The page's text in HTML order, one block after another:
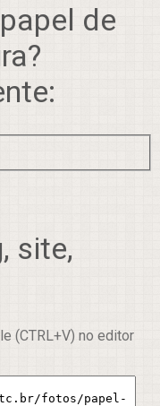
de
site,
(CTRL+V) no editor